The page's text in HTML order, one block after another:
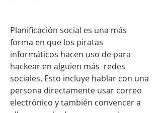
Planificación social es una más
forma en que los piratas
informáticos hacen uso de para
hackear en alguien más  redes
sociales. Esto incluye hablar con una
persona directamente usar correo
electrónico y también convencer a